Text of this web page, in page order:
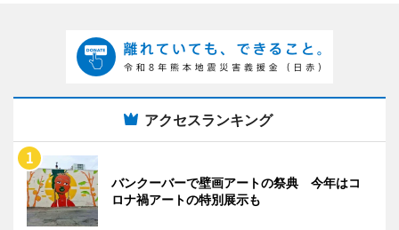
アクセスランキング
バンクーバーで壁画アートの祭典 今年はコ
ロナ禍アートの特別展示も